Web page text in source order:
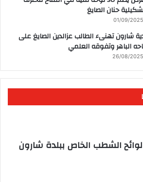
حنان الصايغ
01/09/2025
شارون تهنىء الطالب عزالدين الصايغ على
الباهر وتفوقه العلمي
26/08/2025
الشطب الخاص ببلدة شارون